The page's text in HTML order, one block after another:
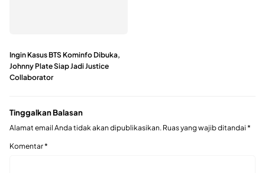
Ingin Kasus BTS Kominfo Dibuka,
Johnny Plate Siap Jadi Justice
Collaborator
Tinggalkan Balasan
Alamat email Anda tidak akan dipublikasikan. Ruas yang wajib ditandai *
Komentar*